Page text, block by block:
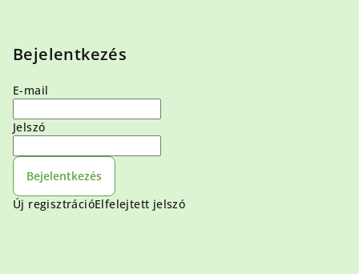
Bejelentkezés
E-mail
Jelszó
Bejelentkezés
Új regisztrációElfelejtett jelszó